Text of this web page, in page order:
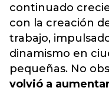
continuado
con la creación
trabajo,
dinamismo en
pequeñas. No
volvió a